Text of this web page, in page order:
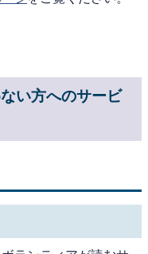
い方へのサービ